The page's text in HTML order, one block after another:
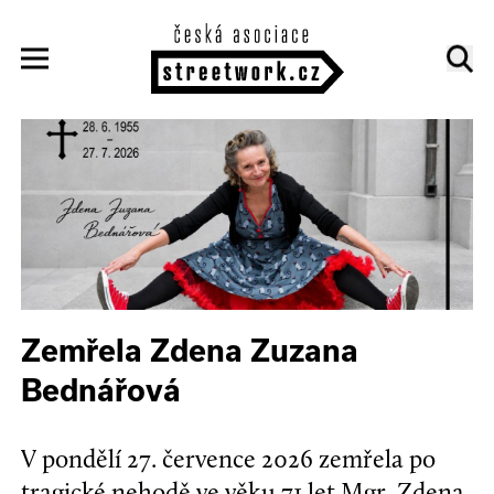
Zemřela Zdena Zuzana
Bednářová
V pondělí 27. července 2026 zemřela po